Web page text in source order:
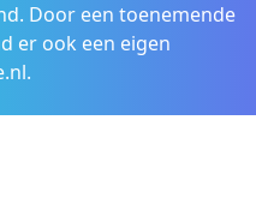
Door een toenemende
er ook een eigen